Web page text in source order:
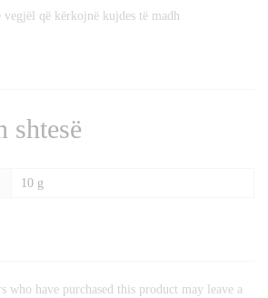
vegjël që kërkojnë kujdes të madh
shtesë
10 g
who have purchased this product may leave a